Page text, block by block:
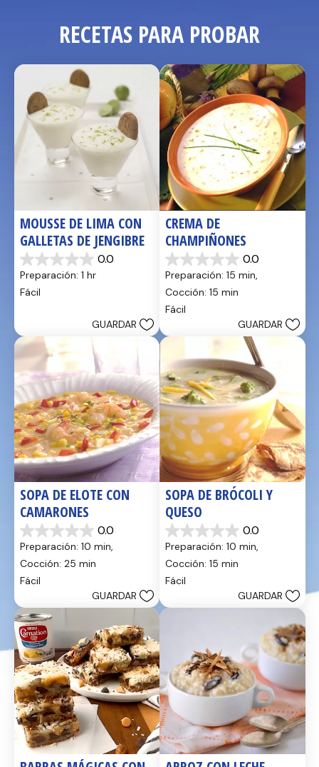
RECETAS PARA PROBAR
MOUSSE DE LIMA CON
GALLETAS DE JENGIBRE
0.0
0.0
de
5
estrellas.
Preparación: 1 hr
Fácil
GUARDAR
CREMA DE
CHAMPIÑONES
0.0
0.0
de
5
estrellas.
Preparación: 15 min,
Cocción: 15 min
Fácil
GUARDAR
SOPA DE ELOTE CON
CAMARONES
0.0
0.0
de
5
estrellas.
Preparación: 10 min,
Cocción: 25 min
Fácil
GUARDAR
SOPA DE BRÓCOLI Y
QUESO
0.0
0.0
de
5
estrellas.
Preparación: 10 min,
Cocción: 15 min
Fácil
GUARDAR